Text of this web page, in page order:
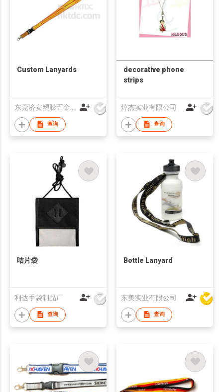
Custom Lanyards
查询
decorative phone
strips
焯杰实业有限公司
查询
咭片袋
利达手袋制品厂
查询
Bottle Lanyard
东美实业有限公司
查询